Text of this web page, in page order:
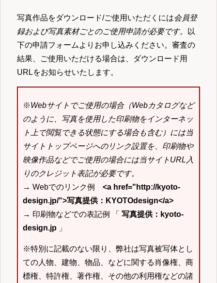
写真作品をダウンロード/ご使用いただくには会員登
録および写真素材ごとのご使用申請が必要です。以
下の申請フォームよりお申し込みください。審査の
結果、ご使用いただける場合は、ダウンロード用
URLをお知らせいたします。
※Webサイトでご使用の場合（Webカタログなど
のように、写真を使用した印刷物をインターネッ
ト上で閲覧できる状態にする場合も含む）には当
サイトトップページへのリンク設置を、印刷物や
映像作品などでご使用の場合には当サイトURL入
りのクレジット表記が必要です。
→ Webでのリンク例 <a href="http://kyoto-
design.jp/">写真提供：KYOTOdesign</a>
→ 印刷物などでの表記例 「 写真提供：kyoto-
design.jp 」
※特別に記載のない限り、弊社は写真被写体とし
ての人物、建物、物品、などに関する肖像権、商
標権、特許権、著作権、その他の利用権などの諸